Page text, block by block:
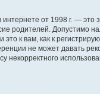
от 1998 г. —
родителей. Допустимо
к вам, как к
не может давать